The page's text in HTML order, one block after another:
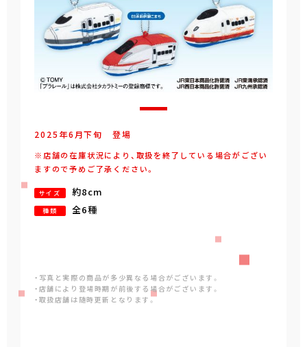
2025年6 月下旬 登場
※店舗の在庫状況により、取扱を終了している場合がござい
ますので予めご了承ください。
サイズ 約8cm
種類 全6種
・写真と実際の商品が多少異なる場合がございます。
・店舗により登場時期が前後する場合がございます。
・取扱店舗は随時更新となります。